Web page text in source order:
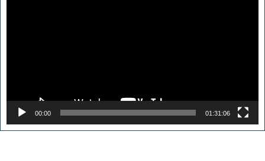
00:00 01:31:06